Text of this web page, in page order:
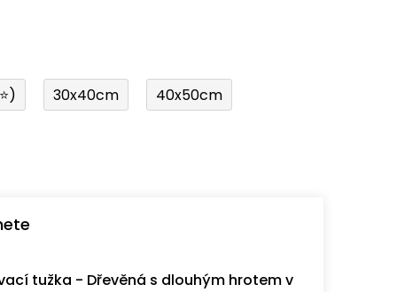
30x40cm 40x50cm
tužka - Dřevěná s dlouhým hrotem v